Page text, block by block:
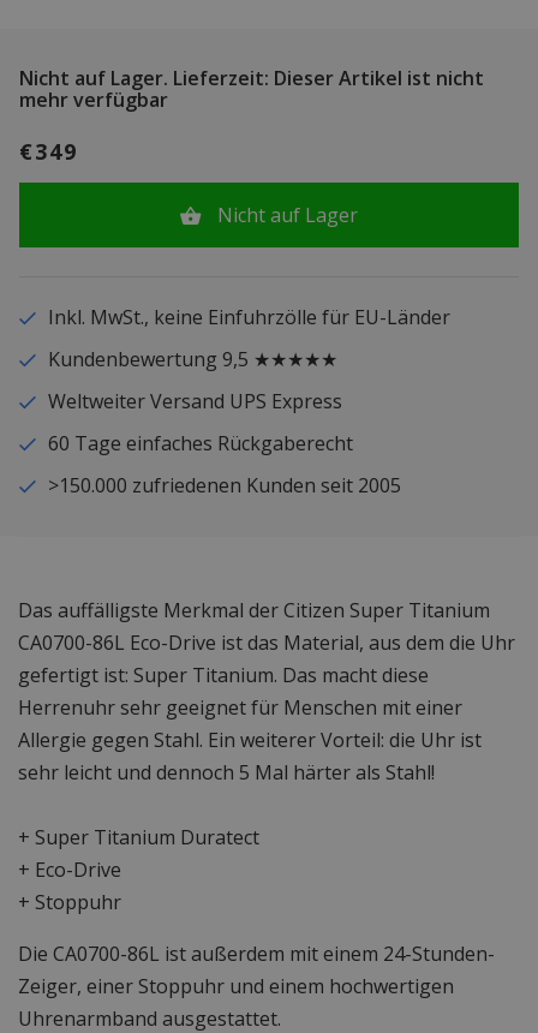
Nicht auf Lager. Lieferzeit: Dieser Artikel ist nicht
mehr verfügbar
€349
Nicht auf Lager
Inkl. MwSt., keine Einfuhrzölle für EU-Länder
Kundenbewertung 9,5 ★★★★★
Weltweiter Versand UPS Express
60 Tage einfaches Rückgaberecht
>150.000 zufriedenen Kunden seit 2005
Das auffälligste Merkmal der Citizen Super Titanium
CA0700-86L Eco-Drive ist das Material, aus dem die Uhr
gefertigt ist: Super Titanium. Das macht diese
Herrenuhr sehr geeignet für Menschen mit einer
Allergie gegen Stahl. Ein weiterer Vorteil: die Uhr ist
sehr leicht und dennoch 5 Mal härter als Stahl!
+ Super Titanium Duratect
+ Eco-Drive
+ Stoppuhr
Die CA0700-86L ist außerdem mit einem 24-Stunden-
Zeiger, einer Stoppuhr und einem hochwertigen
Uhrenarmband ausgestattet.